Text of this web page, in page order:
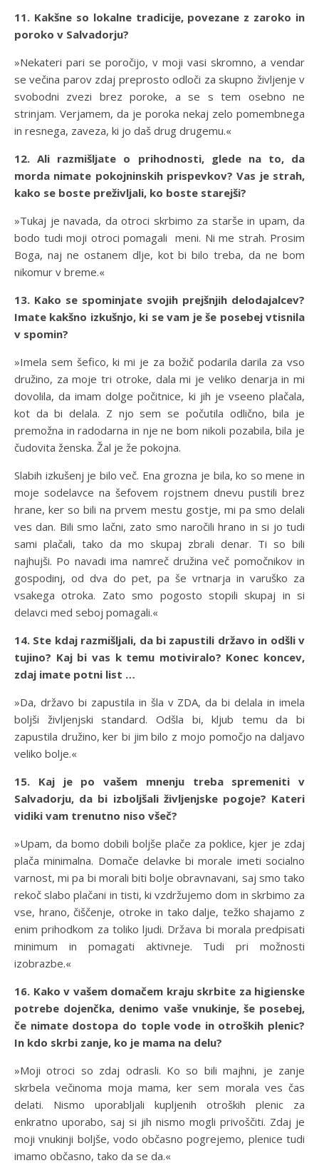
11. Kakšne so lokalne tradicije, povezane z zaroko in
poroko v Salvadorju?
»Nekateri pari se poročijo, v moji vasi skromno, a vendar
se večina parov zdaj preprosto odloči za skupno življenje v
svobodni zvezi brez poroke, a se s tem osebno ne
strinjam. Verjamem, da je poroka nekaj zelo pomembnega
in resnega, zaveza, ki jo daš drug drugemu.«
12. Ali razmišljate o prihodnosti, glede na to, da
morda nimate pokojninskih prispevkov? Vas je strah,
kako se boste preživljali, ko boste starejši?
»Tukaj je navada, da otroci skrbimo za starše in upam, da
bodo tudi moji otroci pomagali meni. Ni me strah. Prosim
Boga, naj ne ostanem dlje, kot bi bilo treba, da ne bom
nikomur v breme.«
13. Kako se spominjate svojih prejšnjih delodajalcev?
Imate kakšno izkušnjo, ki se vam je še posebej vtisnila
v spomin?
»Imela sem šefico, ki mi je za božič podarila darila za vso
družino, za moje tri otroke, dala mi je veliko denarja in mi
dovolila, da imam dolge počitnice, ki jih je vseeno plačala,
kot da bi delala. Z njo sem se počutila odlično, bila je
premožna in radodarna in nje ne bom nikoli pozabila, bila je
čudovita ženska. Žal je že pokojna.
Slabih izkušenj je bilo več. Ena grozna je bila, ko so mene in
moje sodelavce na šefovem rojstnem dnevu pustili brez
hrane, ker so bili na prvem mestu gostje, mi pa smo delali
ves dan. Bili smo lačni, zato smo naročili hrano in si jo tudi
sami plačali, tako da mo skupaj zbrali denar. Ti so bili
najhujši. Po navadi ima namreč družina več pomočnikov in
gospodinj, od dva do pet, pa še vrtnarja in varuško za
vsakega otroka. Zato smo pogosto stopili skupaj in si
delavci med seboj pomagali.«
14. Ste kdaj razmišljali, da bi zapustili državo in odšli v
tujino? Kaj bi vas k temu motiviralo? Konec koncev,
zdaj imate potni list …
»Da, državo bi zapustila in šla v ZDA, da bi delala in imela
boljši življenjski standard. Odšla bi, kljub temu da bi
zapustila družino, ker bi jim bilo z mojo pomočjo na daljavo
veliko bolje.«
15. Kaj je po vašem mnenju treba spremeniti v
Salvadorju, da bi izboljšali življenjske pogoje? Kateri
vidiki vam trenutno niso všeč?
»Upam, da bomo dobili boljše plače za poklice, kjer je zdaj
plača minimalna. Domače delavke bi morale imeti socialno
varnost, mi pa bi morali biti bolje obravnavani, saj smo tako
rekoč slabo plačani in tisti, ki vzdržujemo dom in skrbimo za
vse, hrano, čiščenje, otroke in tako dalje, težko shajamo z
enim prihodkom za toliko ljudi. Država bi morala predpisati
minimum in pomagati aktivneje. Tudi pri možnosti
izobrazbe.«
16. Kako v vašem domačem kraju skrbite za higienske
potrebe dojenčka, denimo vaše vnukinje, še posebej,
če nimate dostopa do tople vode in otroških plenic?
In kdo skrbi zanje, ko je mama na delu?
»Moji otroci so zdaj odrasli. Ko so bili majhni, je zanje
skrbela večinoma moja mama, ker sem morala ves čas
delati. Nismo uporabljali kupljenih otroških plenic za
enkratno uporabo, saj si jih nismo mogli privoščiti. Zdaj je
moji vnukinji boljše, vodo občasno pogrejemo, plenice tudi
imamo občasno, tako da se da.«